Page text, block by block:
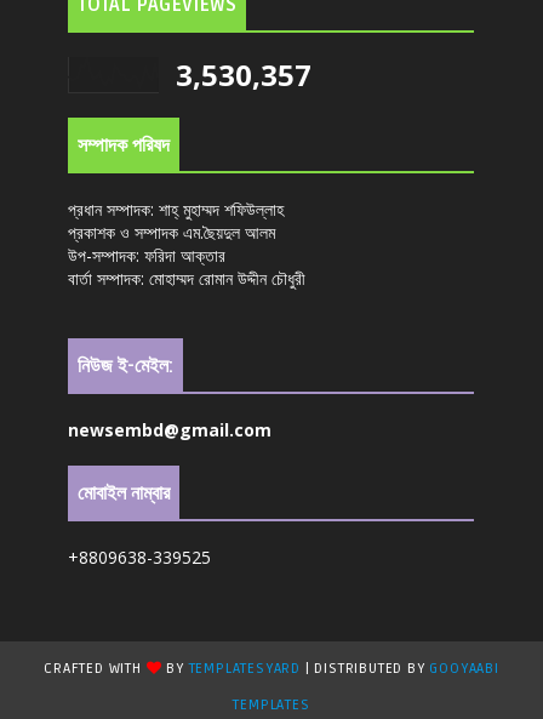
3,530,357
সম্পাদক পরিষদ
প্রধান সম্পাদক: শাহ্ মুহাম্মদ শফিউল্লাহ
প্রকাশক ও সম্পাদক এম.ছৈয়দুল আলম
উপ-সম্পাদক: ফরিদা আক্তার
বার্তা সম্পাদক: মোহাম্মদ রোমান উদ্দীন চৌধুরী
নিউজ ই-মেইল:
newsembd@gmail.com
মোবাইল নাম্বার
+8809638-339525
CRAFTED WITH BYTEMPLATESYARD | DISTRIBUTED BY GOOYAABI
TEMPLATES